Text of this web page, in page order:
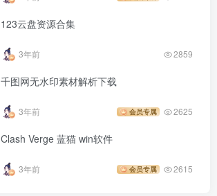
123云盘资源合集
3年前 2859
千图网无水印素材解析下载
3年前 会员专属 2625
Clash Verge 蓝猫 win软件
3年前 会员专属 2615